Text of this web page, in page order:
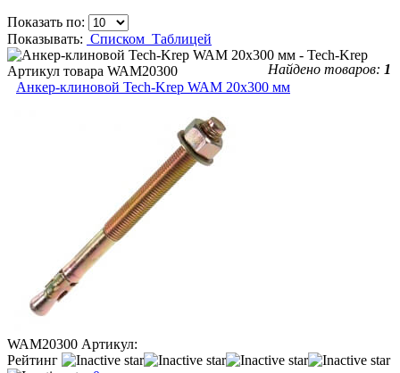
Показать по:
Показывать: Списком Таблицей
Найдено товаров: 1
Артикул товара WAM20300
Анкер-клиновой Tech-Krep WAM 20х300 мм
WAM20300 Артикул:
Рейтинг